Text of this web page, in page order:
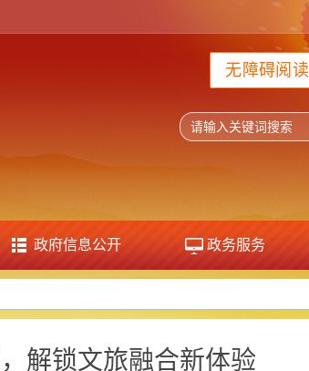
无障碍阅读
政府信息公开 政务服务
解锁文旅融合新体验